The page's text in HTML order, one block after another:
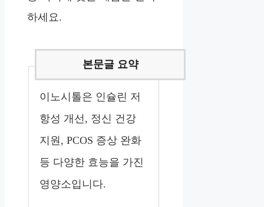
하세요.
이노시톨은 인슐린 저
항성 개선, 정신 건강
지원, PCOS 증상 완화
등 다양한 효능을 가진
영양소입니다.